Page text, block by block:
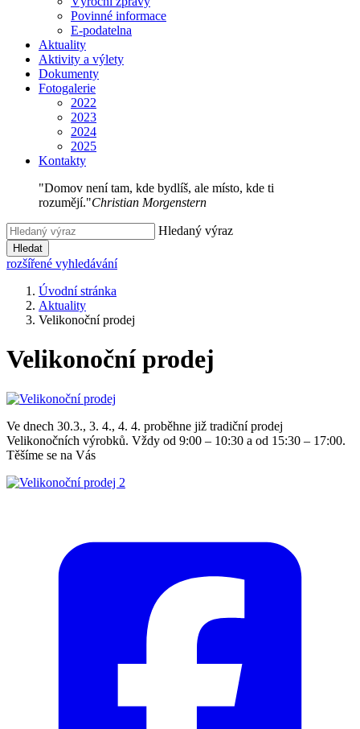
Povinné informace
E-podatelna
Aktuality
Aktivity a výlety
Dokumenty
Fotogalerie
2022
2023
2024
2025
Kontakty
"Domov není tam, kde bydlíš, ale místo, kde ti
rozumějí."Christian Morgenstern
Hledaný výraz
Hledat
rozšířené vyhledávání
Úvodní stránka
Aktuality
Velikonoční prodej
Velikonoční prodej
Ve dnech 30.3., 3. 4., 4. 4. proběhne již tradiční prodej
Velikonočních výrobků. Vždy od 9:00 – 10:30 a od 15:30 – 17:00.
Těšíme se na Vás